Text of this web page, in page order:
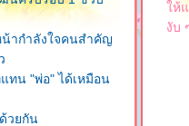
น้ากำลังใจคนสำคัญ
น "พ่อ" ได้เหมือน
วยกัน
ห้แ
งับ